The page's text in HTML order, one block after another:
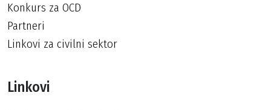
Konkurs za OCD
Partneri
Linkovi za civilni sektor
Linkovi